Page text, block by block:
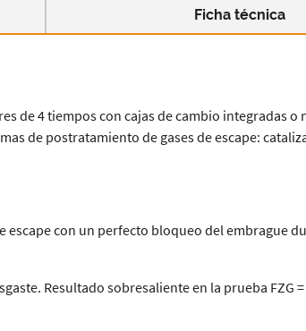
Ficha técnica
de 4 tiempos con cajas de cambio integradas o
de postratamiento de gases de escape:
con un perfecto bloqueo del embrague
Resultado sobresaliente en la prueba FZG =